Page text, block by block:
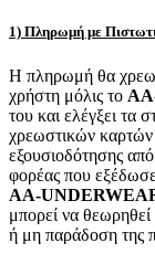
1) Πληρωμή με
Η πληρωμή θα
χρήστη μόλις το
του και ελέγξει τα
χρεωστικών καρτών
εξουσιοδότησης
φορέας που
AA-
μπορεί να
ή μη παράδοση της